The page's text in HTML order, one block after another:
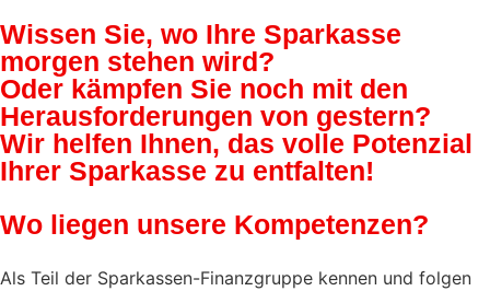
Wissen Sie, wo Ihre Sparkasse
morgen stehen wird?
Oder kämpfen Sie noch mit den
Herausforderungen von gestern?
Wir helfen Ihnen, das volle Potenzial
Ihrer Sparkasse zu entfalten!
Wo liegen unsere Kompetenzen?
Als Teil der Sparkassen-Finanzgruppe kennen und folgen